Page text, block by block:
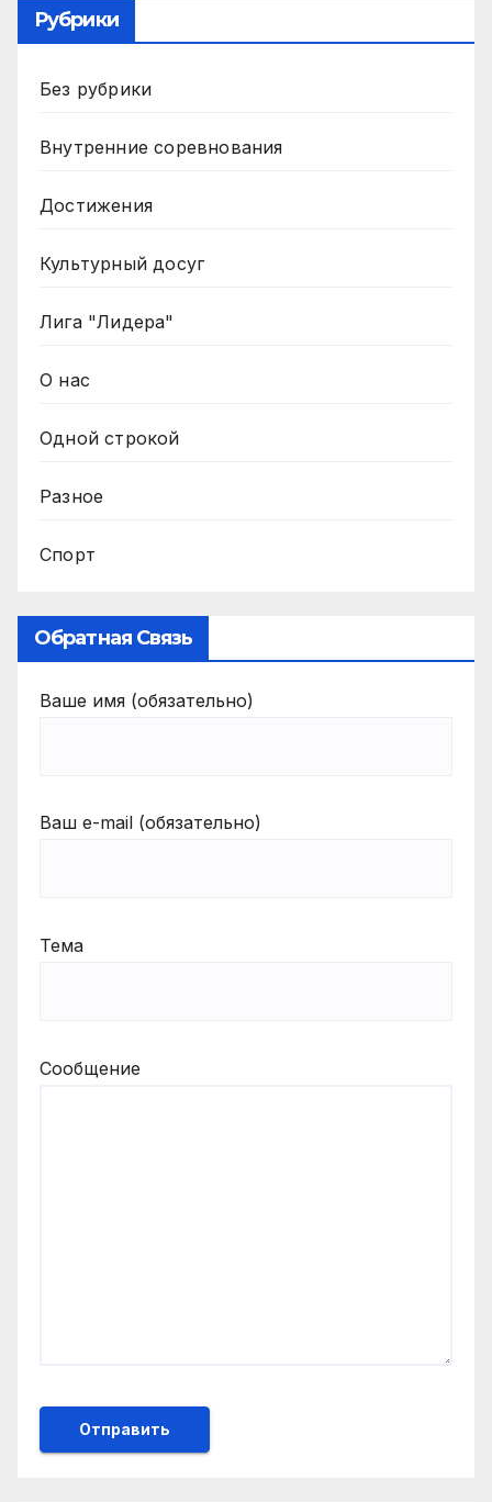
Рубрики
Без рубрики
Внутренние соревнования
Достижения
Культурный досуг
Лига "Лидера"
О нас
Одной строкой
Разное
Спорт
Обратная Связь
Ваше имя (обязательно)
Ваш e-mail (обязательно)
Тема
Сообщение